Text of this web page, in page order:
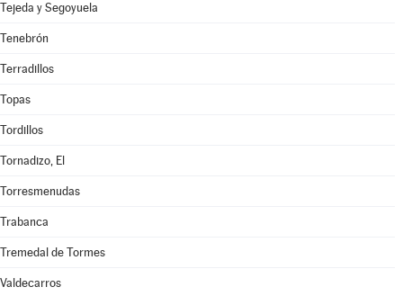
Tejeda y Segoyuela
Tenebrón
Terradillos
Topas
Tordillos
Tornadizo, El
Torresmenudas
Trabanca
Tremedal de Tormes
Valdecarros